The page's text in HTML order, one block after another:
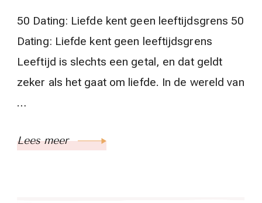
50 Dating: Liefde kent geen leeftijdsgrens 50
Dating: Liefde kent geen leeftijdsgrens
Leeftijd is slechts een getal, en dat geldt
zeker als het gaat om liefde. In de wereld van
…
Lees meer